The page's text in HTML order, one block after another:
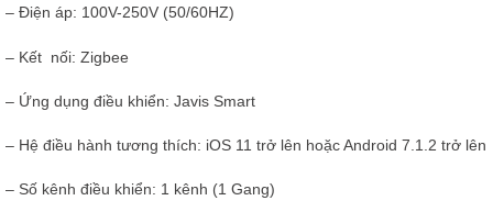
– Điện áp: 100V-250V (50/60HZ)
– Kết nối: Zigbee
– Ứng dụng điều khiển: Javis Smart
– Hệ điều hành tương thích: iOS 11 trở lên hoặc Android 7.1.2 trở lên
– Số kênh điều khiển: 1 kênh (1 Gang)